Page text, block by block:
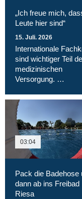
„Ich freue mich,
Leute hier sind“
15. Juli. 2026
Internationale
sind wichtiger Teil
medizinischen
Versorgung. …
03:04
Pack die Badehose
dann ab ins Freibad
Riesa